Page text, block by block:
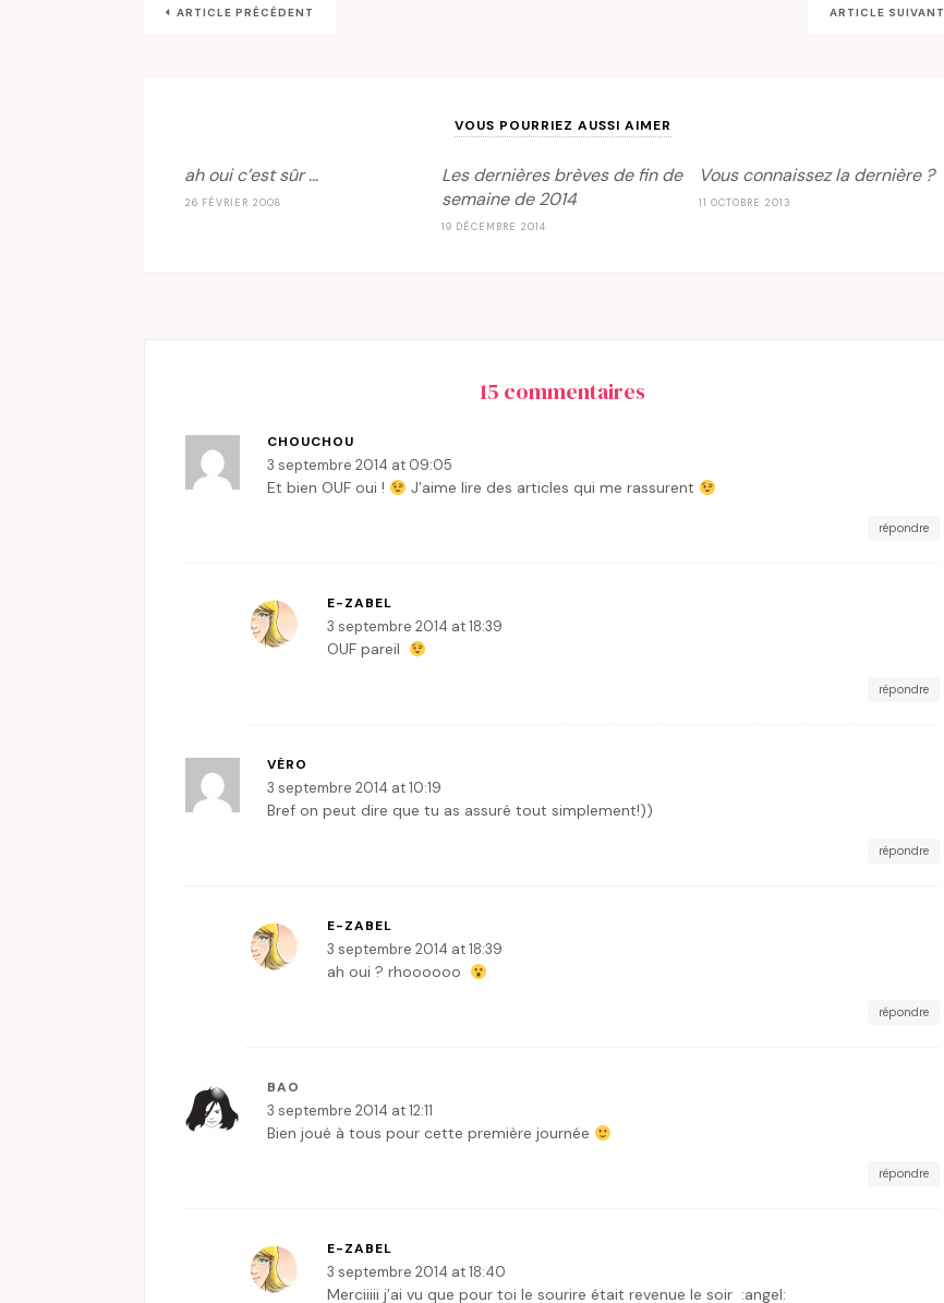
ARTICLE PRÉCÉDENT ARTICLE SUIVANT
VOUS POURRIEZ AUSSI AIMER
ah oui c’est sûr …
26 FÉVRIER 2008
Les dernières brèves de fin de
semaine de 2014
19 DÉCEMBRE 2014
Vous connaissez la dernière ?
11 OCTOBRE 2013
15 commentaires
CHOUCHOU
3 septembre 2014 at 09:05
Et bien OUF oui ! J’aime lire des articles qui me rassurent
répondre
E-ZABEL
3 septembre 2014 at 18:39
OUF pareil
répondre
VÉRO
3 septembre 2014 at 10:19
Bref on peut dire que tu as assuré tout simplement!))
répondre
E-ZABEL
3 septembre 2014 at 18:39
ah oui ? rhoooooo
répondre
BAO
3 septembre 2014 at 12:11
Bien joué à tous pour cette première journée
répondre
E-ZABEL
3 septembre 2014 at 18:40
Merciiiii j’ai vu que pour toi le sourire était revenue le soir :angel: